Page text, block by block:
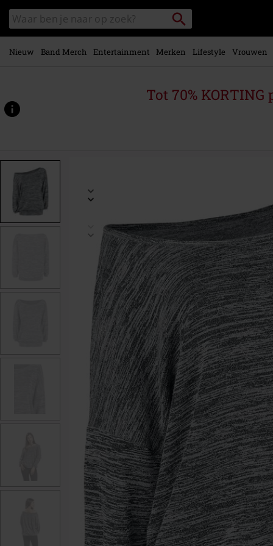
naar
hoofdinhoud
Zoek
in
catalogus
Packstation
zoeken
Nieuw Band Merch Entertainment Merken Lifestyle Vrouwen
Tot 70% KORTING
www.large.be/p/oversized-